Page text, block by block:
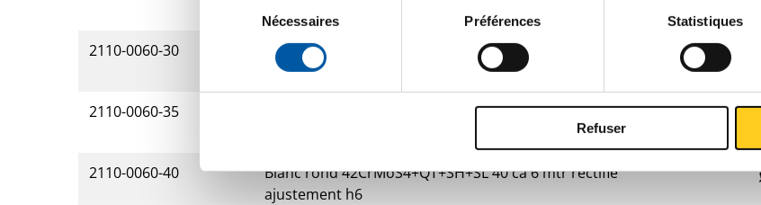
consentement
Nécessaires Préférences Statistiques
Refuser
ajustement h6
2110-0060-30
Blanc rond 42CrMoS4+QT+SH+SL 30 ca 6 mtr rectifie
ajustement h6
2110-0060-35
Blanc rond 42CrMoS4+QT+SH+SL 35 ca 6 mtr rectifie
2110-0060-40
Blanc rond 42CrMoS4+QT+SH+SL 40 ca 6 mtr rectifie
ajustement h6